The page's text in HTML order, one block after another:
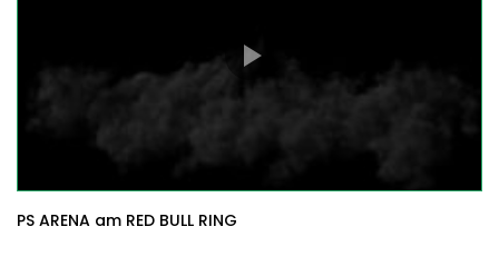
PS ARENA am RED BULL RING